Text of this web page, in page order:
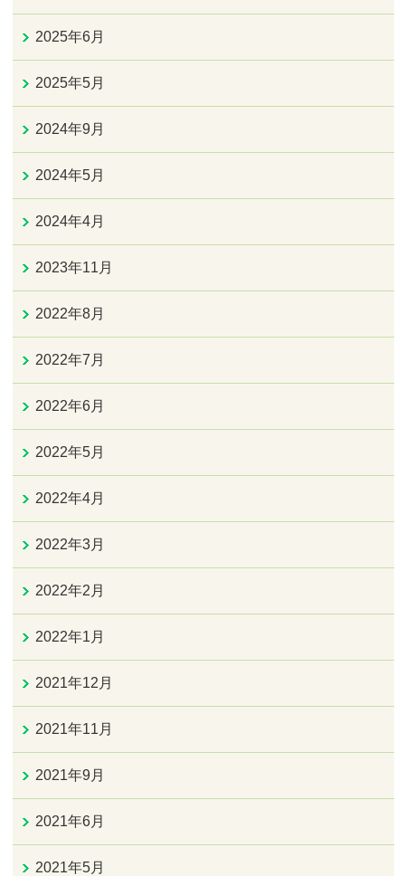
2025年6月
2025年5月
2024年9月
2024年5月
2024年4月
2023年11月
2022年8月
2022年7月
2022年6月
2022年5月
2022年4月
2022年3月
2022年2月
2022年1月
2021年12月
2021年11月
2021年9月
2021年6月
2021年5月